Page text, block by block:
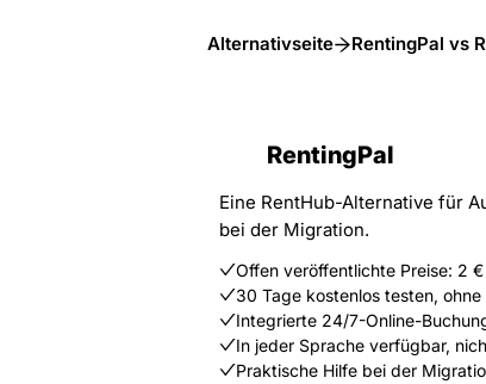
Alternativseite RentingPal vs
RentingPal
Eine RentHub-Alternative für
bei der Migration.
Offen veröffentlichte Preise: 2
30 Tage kostenlos testen,
Integrierte 24/7-Online-
In jeder Sprache verfügbar,
Praktische Hilfe bei der